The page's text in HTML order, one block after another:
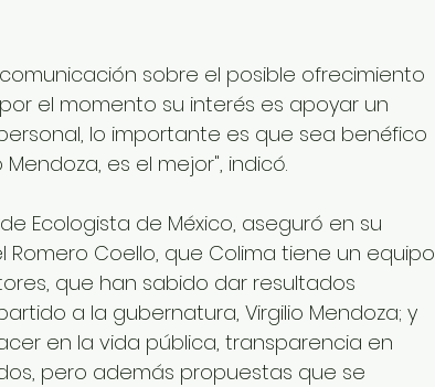
sobre el posible ofrecimiento
el momento su interés es apoyar un
lo importante es que sea benéfico
es el mejor", indicó.
Ecologista de México, aseguró en su
Coello, que Colima tiene un equipo
que han sabido dar resultados
a la gubernatura, Virgilio Mendoza; y
en la vida pública, transparencia en
pero además propuestas que se